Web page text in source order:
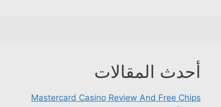
أحدث المقالات
Mastercard Casino Review And Free Chips